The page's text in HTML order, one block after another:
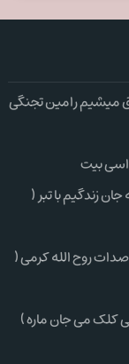
میشیم رامین تجنگی
اسی بیت
زندگیم با تبر (
روح الله کرمی (
کلک می جان ماره )